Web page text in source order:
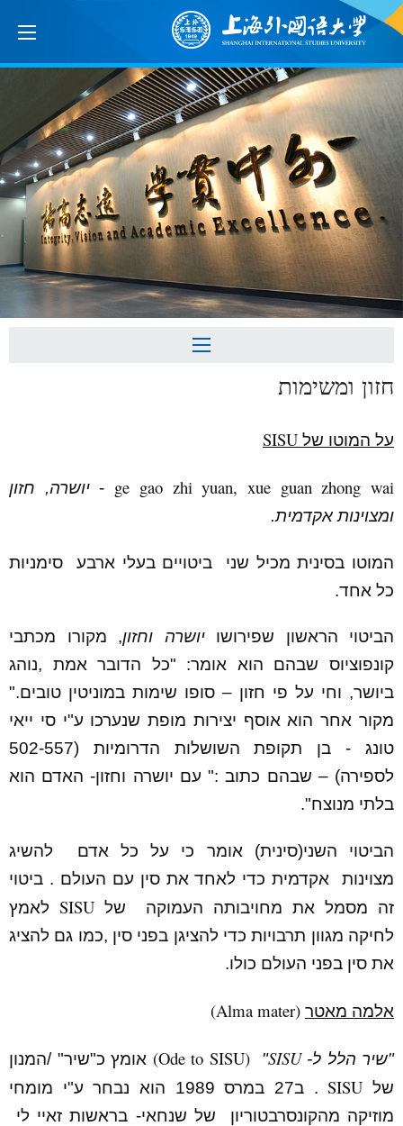
חזון ומשימות
על המוטו של SISU
ge gao zhi yuan, xue guan zhong wai
-יושרה, חזון
ומצוינות אקדמית.
המוטו בסינית מכיל שני ביטויים בעלי ארבע סימניות
כל אחד.
הביטוי הראשון שפירושויושרה וחזון, מקורו מכתבי
קונפוציוס שבהם הוא אומר: "כל הדובר אמת ,נוהג
ביושר, וחי על פי חזון – סופו שימות במוניטין טובים."
מקור אחר הוא אוסף יצירות מופת שנערכו ע"י סי ייאי
טונג - בן תקופת השושלות הדרומיות (502-557
לספירה) – שבהם כתוב :" עם יושרה וחזון- האדם הוא
בלתי מנוצח".
הביטוי השני(סינית) אומר כי על כל אדם להשיג
מצוינות אקדמית כדי לאחד את סין עם העולם . ביטוי
זה מסמל את מחויבותה העמוקה של SISU לאמץ
לחיקה מגוון תרבויות כדי להציגן בפני סין ,כמו גם להציג
את סין בפני העולם כולו.
אלמה מאטר (Alma mater)
"שיר הלל ל- SISU
"
(Ode to SISU) אומץ כ"שיר" /המנון
של SISU
. ב27 במרס 1989 הוא נבחר ע"י מומחי
מוזיקה מהקונסרבטוריון של שנחאי- בראשות זאיי לי